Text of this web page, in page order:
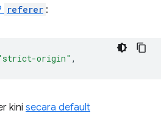
referer :
origin" ,
kini secara default